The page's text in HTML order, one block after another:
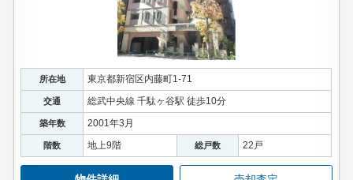
所在地 東京都新宿区内藤町1-71
交通 総武中央線 千駄ヶ谷駅 徒歩10分
築年数 2001年3月
階数 地上9階 総戸数 22戸